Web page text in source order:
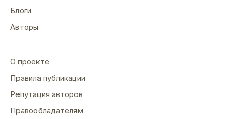
Блоги
Авторы
О проекте
Правила публикации
Репутация авторов
Правообладателям